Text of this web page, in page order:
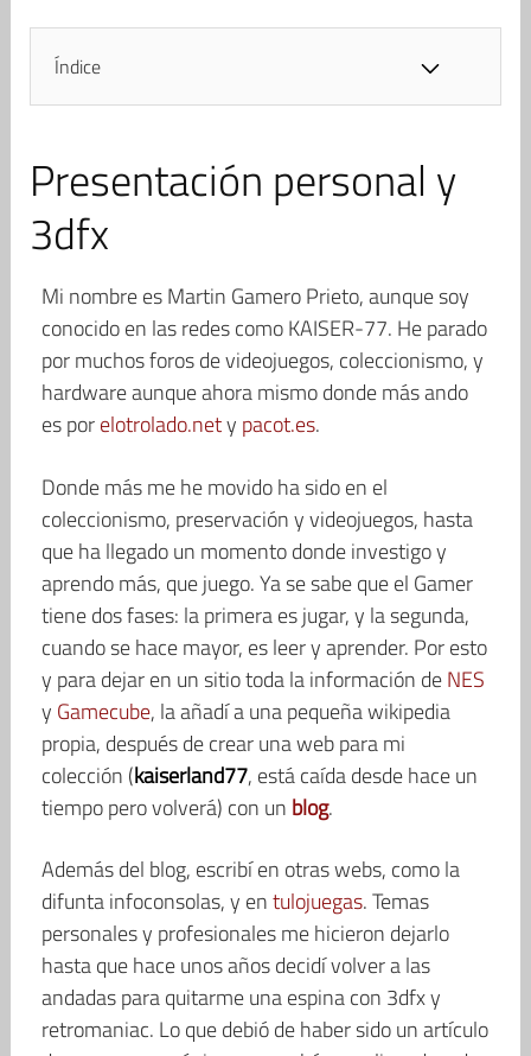
Índice
Presentación personal y
3dfx
Mi nombre es Martin Gamero Prieto, aunque soy
conocido en las redes como KAISER-77. He parado
por muchos foros de videojuegos, coleccionismo, y
hardware aunque ahora mismo donde más ando
es porelotrolado.nety pacot.es.
Donde más me he movido ha sido en el
coleccionismo, preservación y videojuegos, hasta
que ha llegado un momento donde investigo y
aprendo más, que juego. Ya se sabe que el Gamer
tiene dos fases: la primera es jugar, y la segunda,
cuando se hace mayor, es leer y aprender. Por esto
y para dejar en un sitio toda la información deNES
y Gamecube, la añadí a una pequeña wikipedia
propia, después de crear una web para mi
colección (kaiserland77, está caída desde hace un
tiempo pero volverá) con un blog.
Además del blog, escribí en otras webs, como la
difunta infoconsolas, y entulojuegas. Temas
personales y profesionales me hicieron dejarlo
hasta que hace unos años decidí volver a las
andadas para quitarme una espina con 3dfx y
retromaniac. Lo que debió de haber sido un artículo